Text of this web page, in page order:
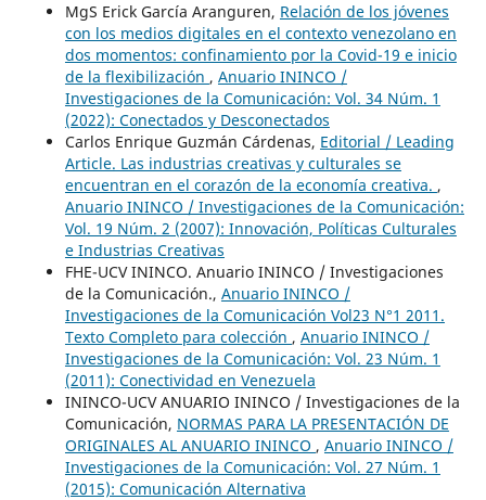
MgS Erick García Aranguren, Relación de los jóvenes
con los medios digitales en el contexto venezolano en
dos momentos: confinamiento por la Covid-19 e inicio
de la flexibilización , Anuario ININCO /
Investigaciones de la Comunicación: Vol. 34 Núm. 1
(2022): Conectados y Desconectados
Carlos Enrique Guzmán Cárdenas, Editorial / Leading
Article. Las industrias creativas y culturales se
encuentran en el corazón de la economía creativa. ,
Anuario ININCO / Investigaciones de la Comunicación:
Vol. 19 Núm. 2 (2007): Innovación, Políticas Culturales
e Industrias Creativas
FHE-UCV ININCO. Anuario ININCO / Investigaciones
de la Comunicación., Anuario ININCO /
Investigaciones de la Comunicación Vol23 N°1 2011.
Texto Completo para colección , Anuario ININCO /
Investigaciones de la Comunicación: Vol. 23 Núm. 1
(2011): Conectividad en Venezuela
ININCO-UCV ANUARIO ININCO / Investigaciones de la
Comunicación, NORMAS PARA LA PRESENTACIÓN DE
ORIGINALES AL ANUARIO ININCO , Anuario ININCO /
Investigaciones de la Comunicación: Vol. 27 Núm. 1
(2015): Comunicación Alternativa